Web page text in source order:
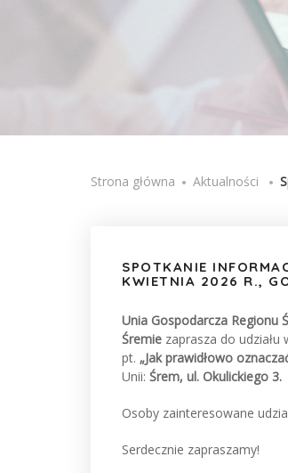
Jesteś
Strona główna Aktualności
SPOTKANIE
KWIETNIA 2026 R.,
Unia Gospodarcza Regionu
Śremie zaprasza do
pt. „Jak prawidłowo
Unii: Śrem, ul. Okulickiego 3.
Osoby zainteresowane
Serdecznie zapraszamy!